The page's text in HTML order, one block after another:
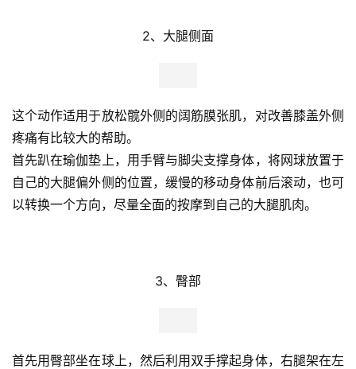
2、大腿侧面
这个动作适用于放松髋外侧的阔筋膜张肌，对改善膝盖外侧
疼痛有比较大的帮助。
首先趴在瑜伽垫上，用手臂与脚尖支撑身体，将网球放置于
自己的大腿偏外侧的位置，缓慢的移动身体前后滚动，也可
以转换一个方向，尽量全面的按摩到自己的大腿肌肉。
3、臀部
首先用臀部坐在球上，然后利用双手撑起身体，右腿架在左